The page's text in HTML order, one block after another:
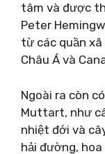
tâm và được
Peter
từ các quần xã
Châu Á và
Ngoài ra còn
Muttart, như
nhiệt đới và
hải đường,